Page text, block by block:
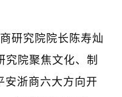
究院院长陈寿灿
究院聚焦文化、制
安浙商六大方向开